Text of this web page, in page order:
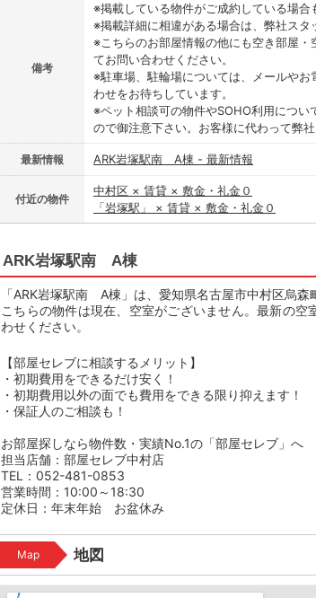
備考
※掲載している物件がご成約している場合
※掲載詳細に相違がある場合は、弊社スタ
※こちらのお部屋情報の他にも空き部屋
てお問い合わせください。
※駐車場、駐輪場については、メールや
わせをお待ちしています。
※ペット相談可の物件やSOHO利用につ
ので御注意下さい。お客様に代わって弊
最新情報 ARK岩塚駅南 A棟 - 最新情報
付近の物件
中村区 × 賃貸 × 敷金・礼金０
「岩塚駅」 × 賃貸 × 敷金・礼金０
ARK岩塚駅南 A棟
「ARK岩塚駅南 A棟」は、愛知県名古屋市中村区烏
こちらの物件は現在、空室がございません。最新の
わせください。
【部屋セレブに相談するメリット】
・初期費用をできるだけ安く！
・初期費用以外の面でも費用をできる限り抑えます！
・保証人のご相談も！
お部屋探しなら物件数・実績No.1の「部屋セレブ」へ
担当店舗：部屋セレブ中村店
TEL：052-481-0853
営業時間：10:00～18:30
定休日：年末年始 お盆休み
Map 地図